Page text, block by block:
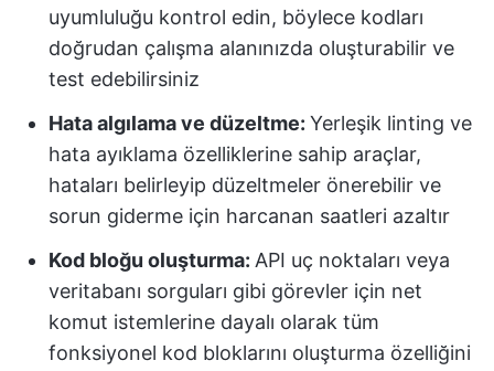
uyumluluğu kontrol edin, böylece kodları
doğrudan çalışma alanınızda oluşturabilir ve
test edebilirsiniz
Hata algılama ve düzeltme: Yerleşik linting ve
hata ayıklama özelliklerine sahip araçlar,
hataları belirleyip düzeltmeler önerebilir ve
sorun giderme için harcanan saatleri azaltır
Kod bloğu oluşturma: API uç noktaları veya
veritabanı sorguları gibi görevler için net
komut istemlerine dayalı olarak tüm
fonksiyonel kod bloklarını oluşturma özelliğini